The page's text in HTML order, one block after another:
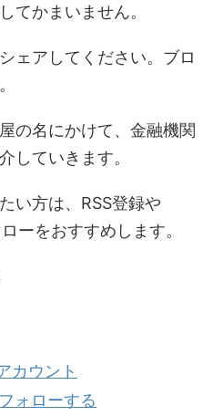
てかまいません。
ェアしてください。ブロ
の名にかけて、金融機関
していきます。
い方は、RSS登録や
ーをおすすめします。
カウント
ォローする